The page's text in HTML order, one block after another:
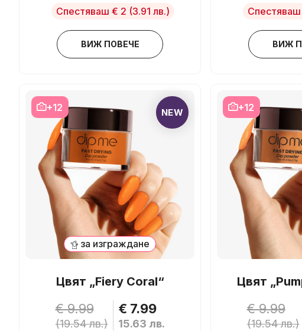
Спестяваш € 2 (3.91 лв.)
ВИЖ ПОВЕЧЕ ВИЖ
за изграждане
+12 NEW
Цвят „Fiery Coral“
€ 9.99
(19.54 лв.)
€ 7.99
15.63 лв.
+12
Цвят
€ 9.99
(19.54 лв.)